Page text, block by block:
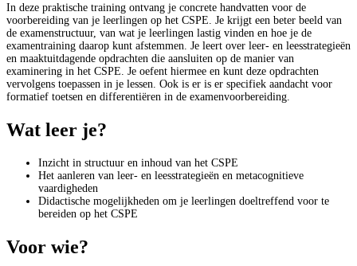
In deze praktische training ontvang je concrete handvatten voor de
voorbereiding van je leerlingen op het CSPE. Je krijgt een beter beeld van
de examenstructuur, van wat je leerlingen lastig vinden en hoe je de
examentraining daarop kunt afstemmen. Je leert over leer- en leesstrategieën
en maaktuitdagende opdrachten die aansluiten op de manier van
examinering in het CSPE. Je oefent hiermee en kunt deze opdrachten
vervolgens toepassen in je lessen. Ook is er is er specifiek aandacht voor
formatief toetsen en differentiëren in de examenvoorbereiding.
Wat leer je?
Inzicht in structuur en inhoud van het CSPE
Het aanleren van leer- en leesstrategieën en metacognitieve
vaardigheden
Didactische mogelijkheden om je leerlingen doeltreffend voor te
bereiden op het CSPE
Voor wie?